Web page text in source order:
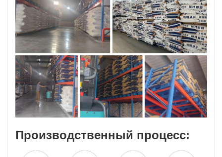
Производственный процесс: